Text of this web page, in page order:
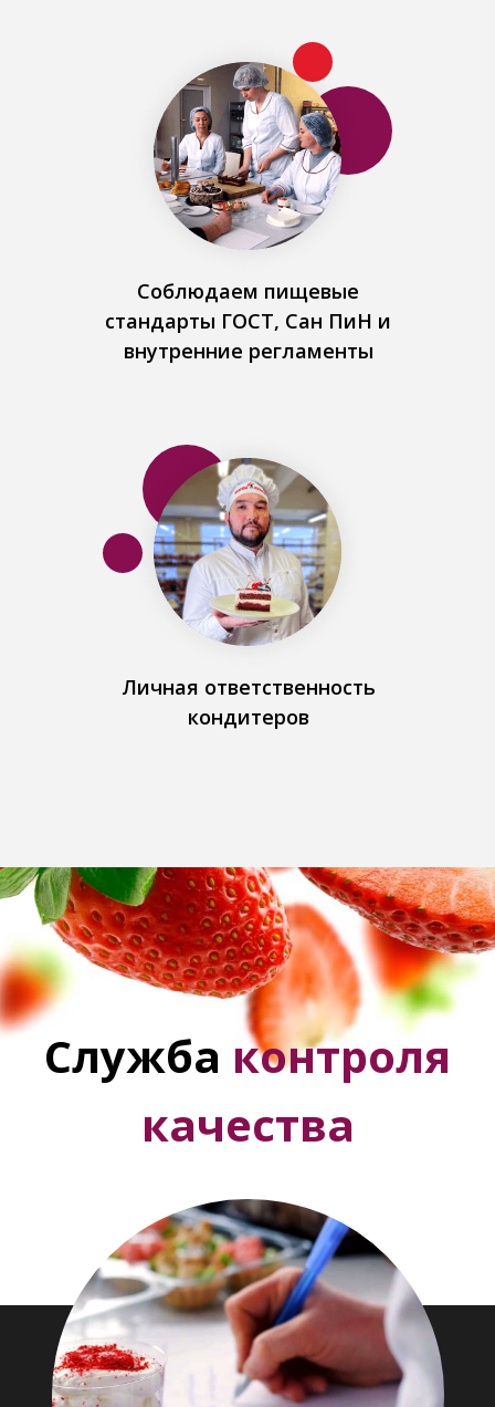
Соблюдаем пищевые
стандарты ГОСТ, Сан ПиН и
внутренние регламенты
Личная ответственность
кондитеров
Служба контроля
качества